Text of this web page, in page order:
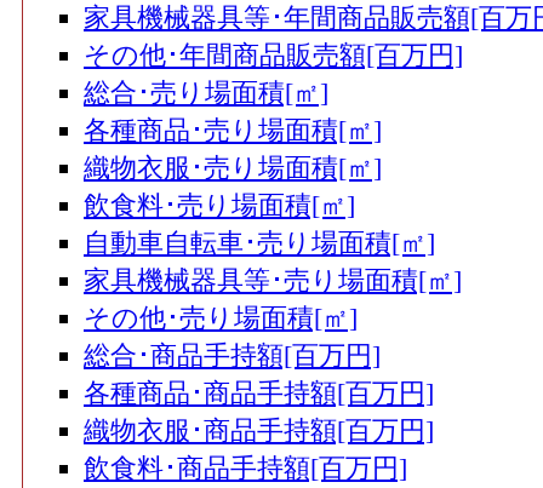
家具機械器具等･年間商品販売額[百万
その他･年間商品販売額[百万円]
総合･売り場面積[㎡]
各種商品･売り場面積[㎡]
織物衣服･売り場面積[㎡]
飲食料･売り場面積[㎡]
自動車自転車･売り場面積[㎡]
家具機械器具等･売り場面積[㎡]
その他･売り場面積[㎡]
総合･商品手持額[百万円]
各種商品･商品手持額[百万円]
織物衣服･商品手持額[百万円]
飲食料･商品手持額[百万円]